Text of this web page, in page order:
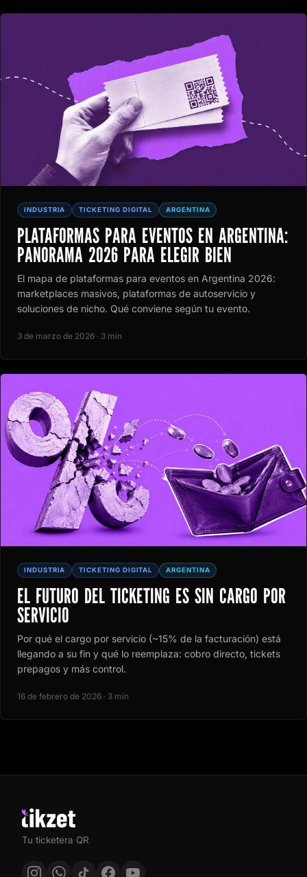
INDUSTRIA TICKETING DIGITAL ARGENTINA
PLATAFORMAS PARA EVENTOS EN ARGENTINA:
PANORAMA 2026 PARA ELEGIR BIEN
El mapa de plataformas para eventos en Argentina 2026:
marketplaces masivos, plataformas de autoservicio y
soluciones de nicho. Qué conviene según tu evento.
3 de marzo de 2026 · 3 min
INDUSTRIA TICKETING DIGITAL ARGENTINA
EL FUTURO DEL TICKETING ES SIN CARGO POR
SERVICIO
Por qué el cargo por servicio (~15% de la facturación) está
llegando a su fin y qué lo reemplaza: cobro directo, tickets
prepagos y más control.
16 de febrero de 2026 · 3 min
Tu ticketera QR